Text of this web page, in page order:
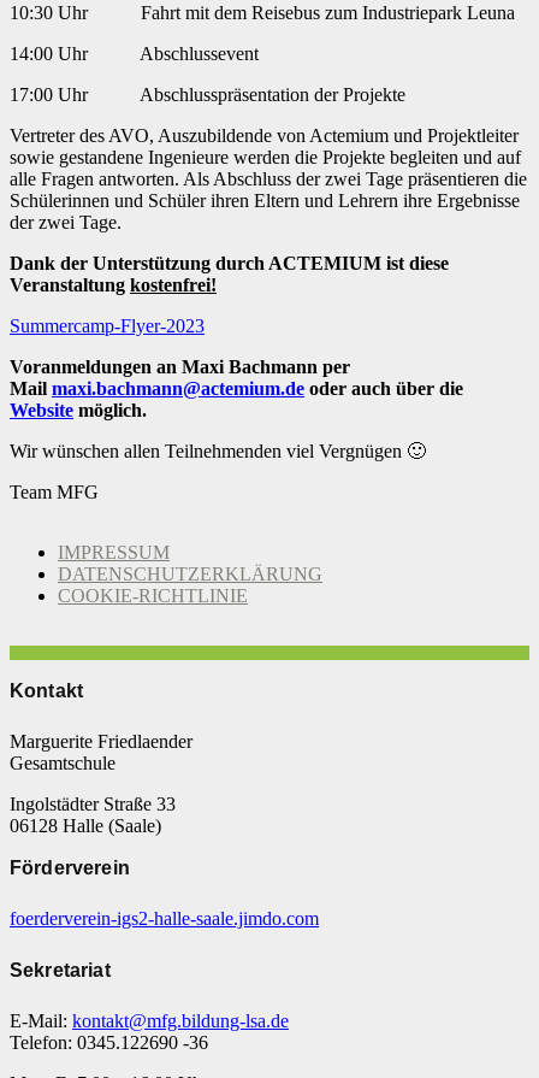
10:30 Uhr Fahrt mit dem Reisebus zum Industriepark Leuna
14:00 Uhr Abschlussevent
17:00 Uhr Abschlusspräsentation der Projekte
Vertreter des AVO, Auszubildende von Actemium und Projektleiter
sowie gestandene Ingenieure werden die Projekte begleiten und auf
alle Fragen antworten. Als Abschluss der zwei Tage präsentieren die
Schülerinnen und Schüler ihren Eltern und Lehrern ihre Ergebnisse
der zwei Tage.
Dank der Unterstützung durch ACTEMIUM ist diese
Veranstaltung kostenfrei!
Summercamp-Flyer-2023
Voranmeldungen an Maxi Bachmann per
Mail maxi.bachmann@actemium.de oder auch über die
Website möglich.
Wir wünschen allen Teilnehmenden viel Vergnügen 🙂
Team MFG
IMPRESSUM
DATENSCHUTZERKLÄRUNG
COOKIE-RICHTLINIE
Kontakt
Marguerite Friedlaender
Gesamtschule
Ingolstädter Straße 33
06128 Halle (Saale)
Förderverein
foerderverein-igs2-halle-saale.jimdo.com
Sekretariat
E-Mail: kontakt@mfg.bildung-lsa.de
Telefon: 0345.122690 -36